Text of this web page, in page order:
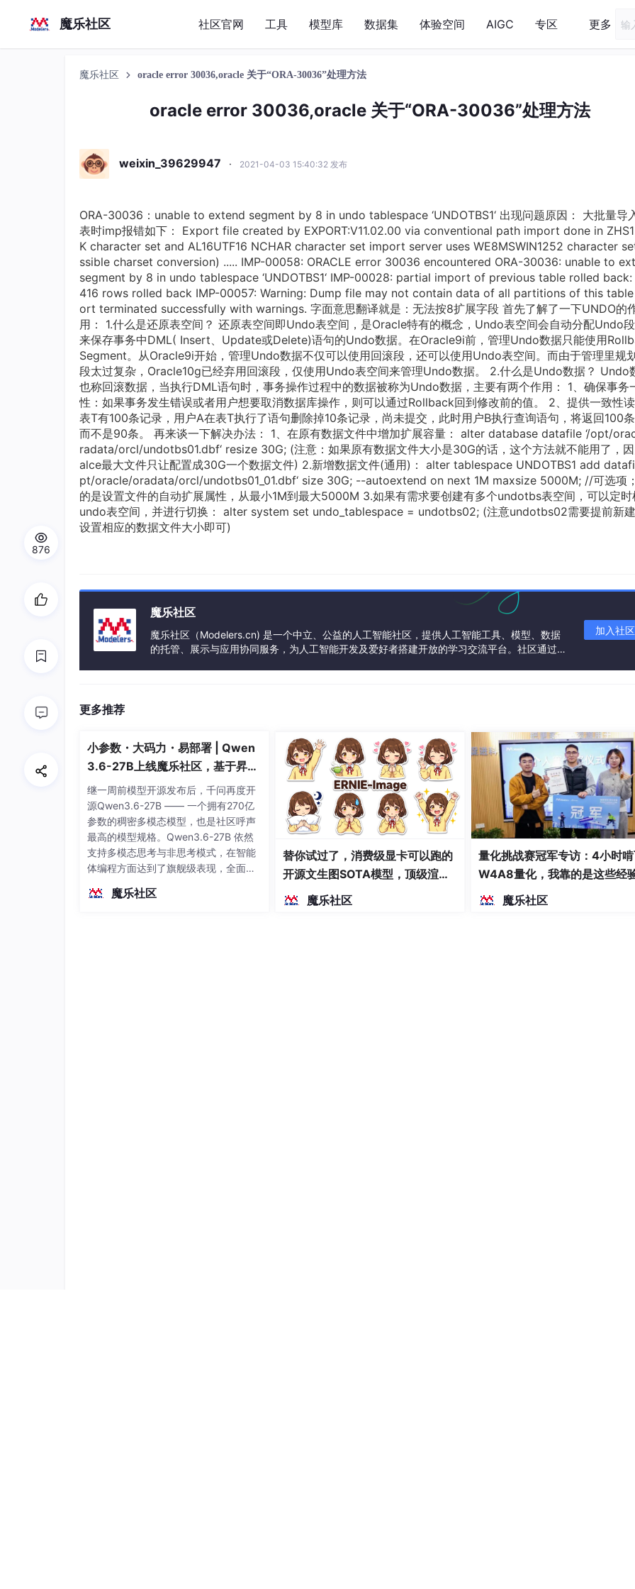
魔乐社区 社区官网 工具 模型库 数据集 体验空间 AIGC 专区 更多
魔乐社区 oracle error 30036,oracle 关于“ORA-30036”处理方法
oracle error 30036,oracle 关于“ORA-30036”处理方法
weixin_39629947 · 2021-04-03 15:40:32 发布
ORA-30036：unable to extend segment by 8 in undo tablespace ‘UNDOTBS1‘ 出现问题原因： 大批量导
表时imp报错如下： Export file created by EXPORT:V11.02.00 via conventional path import done in
K character set and AL16UTF16 NCHAR character set import server uses WE8MSWIN1252 character
ssible charset conversion) ..... IMP-00058: ORACLE error 30036 encountered ORA-30036: unable to
segment by 8 in undo tablespace ‘UNDOTBS1‘ IMP-00028: partial import of previous table rolled back:
416 rows rolled back IMP-00057: Warning: Dump file may not contain data of all partitions of this
ort terminated successfully with warnings. 字面意思翻译就是：无法按8扩展字段 首先了解了一下UNDO的
用： 1.什么是还原表空间？ 还原表空间即Undo表空间，是Oracle特有的概念，Undo表空间会自动分配Undo
来保存事务中DML( Insert、Update或Delete)语句的Undo数据。在Oracle9i前，管理Undo数据只能使用
Segment。从Oracle9i开始，管理Undo数据不仅可以使用回滚段，还可以使用Undo表空间。而由于管理里规
段太过复杂，Oracle10g已经弃用回滚段，仅使用Undo表空间来管理Undo数据。 2.什么是Undo数据？ Undo
也称回滚数据，当执行DML语句时，事务操作过程中的数据被称为Undo数据，主要有两个作用： 1、确保事务
性：如果事务发生错误或者用户想要取消数据库操作，则可以通过Rollback回到修改前的值。 2、提供一致性
表T有100条记录，用户A在表T执行了语句删除掉10条记录，尚未提交，此时用户B执行查询语句，将返回100
而不是90条。 再来谈一下解决办法： 1、在原有数据文件中增加扩展容量： alter database datafile ‘/opt/
radata/orcl/undotbs01.dbf‘ resize 30G; (注意：如果原有数据文件大小是30G的话，这个方法就不能用了，
alce最大文件只让配置成30G一个数据文件) 2.新增数据文件(通用)： alter tablespace UNDOTBS1 add
pt/oracle/oradata/orcl/undotbs01_01.dbf‘ size 30G; --autoextend on next 1M maxsize 5000M; //可选项
的是设置文件的自动扩展属性，从最小1M到最大5000M 3.如果有需求要创建有多个undotbs表空间，可以定时
undo表空间，并进行切换： alter system set undo_tablespace = undotbs02; (注意undotbs02需要提前新
设置相应的数据文件大小即可)
魔乐社区
魔乐社区（Modelers.cn) 是一个中立、公益的人工智能社区，提供人工智能工具、模型、数据
的托管、展示与应用协同服务，为人工智能开发及爱好者搭建开放的学习交流平台。社区通过理
加入社区
更多推荐
小参数・大码力・易部署 | Qwen
3.6-27B上线魔乐社区，基于昇腾
的部署教程来了
继一周前模型开源发布后，千问再度开
源Qwen3.6-27B —— 一个拥有270亿
参数的稠密多模态模型，也是社区呼声
最高的模型规格。Qwen3.6-27B 依然
支持多模态思考与非思考模式，在智能
体编程方面达到了旗舰级表现，全面超
（总参数397B / 激活参数17B的MoE模
魔乐社区
替你试过了，消费级显卡可以跑的
开源文生图SOTA模型，顶级渲
染、高密度文本绘图
魔乐社区
量化挑战赛冠军专访：4小时
W4A8量化，我靠的是这些经
魔乐社区
876